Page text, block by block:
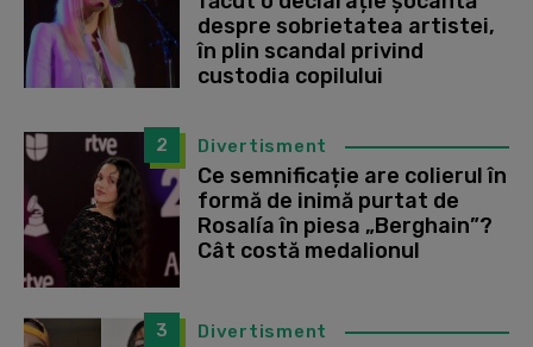
despre sobrietatea artistei,
în plin scandal privind
custodia copilului
2 Divertisment
Ce semnificație are colierul în
formă de inimă purtat de
Rosalía în piesa „Berghain”?
Cât costă medalionul
3 Divertisment